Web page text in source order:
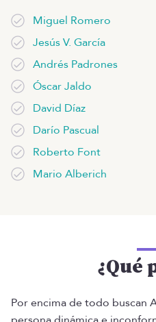
Miguel Romero
Jesús V. García
Andrés Padrones
Óscar Jaldo
David Díaz
Darío Pascual
Roberto Font
Mario Alberich
¿Qué
Por encima de todo buscan